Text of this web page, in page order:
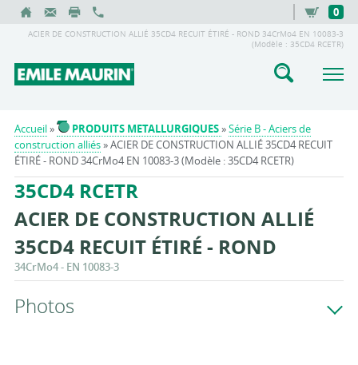
0
ACIER DE CONSTRUCTION ALLIÉ 35CD4 RECUIT ÉTIRÉ - ROND 34CrMo4 EN 10083-3
(Modèle : 35CD4 RCETR)
Accueil» PRODUITS METALLURGIQUES»Série B - Aciers de
construction alliés» ACIER DE CONSTRUCTION ALLIÉ 35CD4 RECUIT
ÉTIRÉ - ROND 34CrMo4 EN 10083-3 (Modèle : 35CD4 RCETR)
35CD4 RCETR
ACIER DE CONSTRUCTION ALLIÉ
35CD4 RECUIT ÉTIRÉ - ROND
34CrMo4 - EN 10083-3
Photos